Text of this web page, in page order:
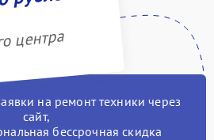
центра
на ремонт техники через
сайт,
бессрочная скидка